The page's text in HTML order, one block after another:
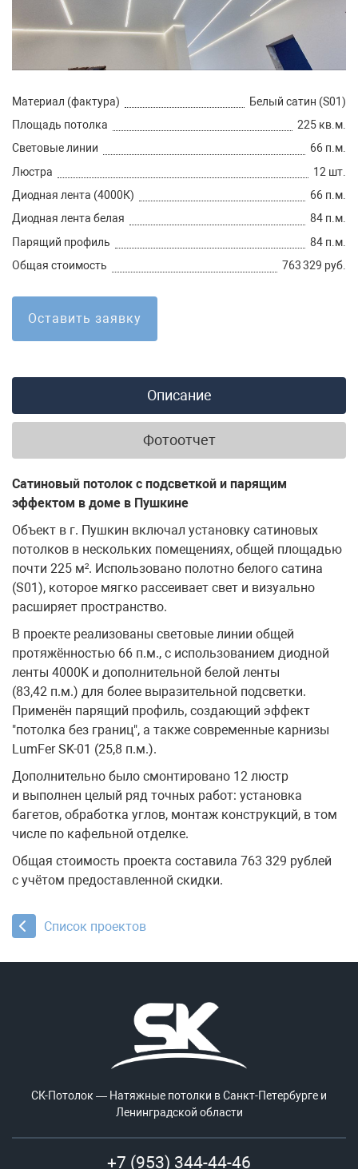
Материал (фактура)
Белый сатин (S01)
Площадь потолка
225 кв.м.
Световые линии
66 п.м.
Люстра
12 шт.
Диодная лента (4000К)
66 п.м.
Диодная лента белая
84 п.м.
Парящий профиль
84 п.м.
Общая стоимость
763 329 руб.
Оставить заявку
Описание
Фотоотчет
Сатиновый потолок с подсветкой и парящим
эффектом в доме в Пушкине
Объект в г. Пушкин включал установку сатиновых
потолков в нескольких помещениях, общей площадью
почти 225 м². Использовано полотно белого сатина
(S01), которое мягко рассеивает свет и визуально
расширяет пространство.
В проекте реализованы световые линии общей
протяжённостью 66 п.м., с использованием диодной
ленты 4000K и дополнительной белой ленты
(83,42 п.м.) для более выразительной подсветки.
Применён парящий профиль, создающий эффект
"потолка без границ", а также современные карнизы
LumFer SK-01 (25,8 п.м.).
Дополнительно было смонтировано 12 люстр
и выполнен целый ряд точных работ: установка
багетов, обработка углов, монтаж конструкций, в том
числе по кафельной отделке.
Общая стоимость проекта составила 763 329 рублей
с учётом предоставленной скидки.
Список проектов
СК-Потолок — Натяжные потолки в Санкт-Петербурге и
Ленинградской области
+7 (953) 344-44-46